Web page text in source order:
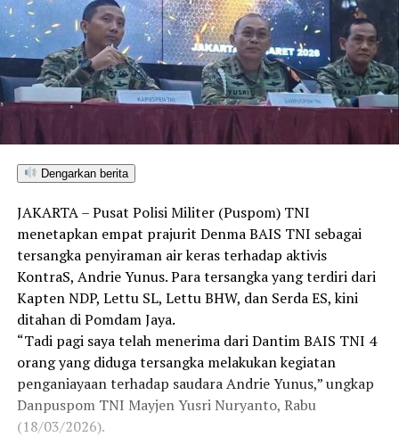
Dengarkan berita
JAKARTA – Pusat Polisi Militer (Puspom) TNI
menetapkan empat prajurit Denma BAIS TNI sebagai
tersangka penyiraman air keras terhadap aktivis
KontraS, Andrie Yunus. Para tersangka yang terdiri dari
Kapten NDP, Lettu SL, Lettu BHW, dan Serda ES, kini
ditahan di Pomdam Jaya.
​“Tadi pagi saya telah menerima dari Dantim BAIS TNI 4
orang yang diduga tersangka melakukan kegiatan
penganiayaan terhadap saudara Andrie Yunus,” ungkap
Danpuspom TNI Mayjen Yusri Nuryanto, Rabu
(18/03/2026).